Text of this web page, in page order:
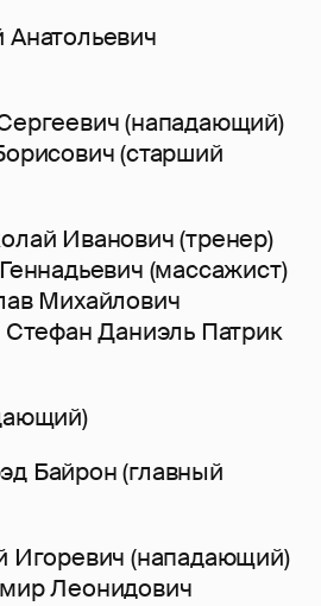
(нападающий)
(старший
Иванович (тренер)
(массажист)
Михайлович
Даниэль Патрик
Байрон (главный
Игоревич (нападающий)
Леонидович